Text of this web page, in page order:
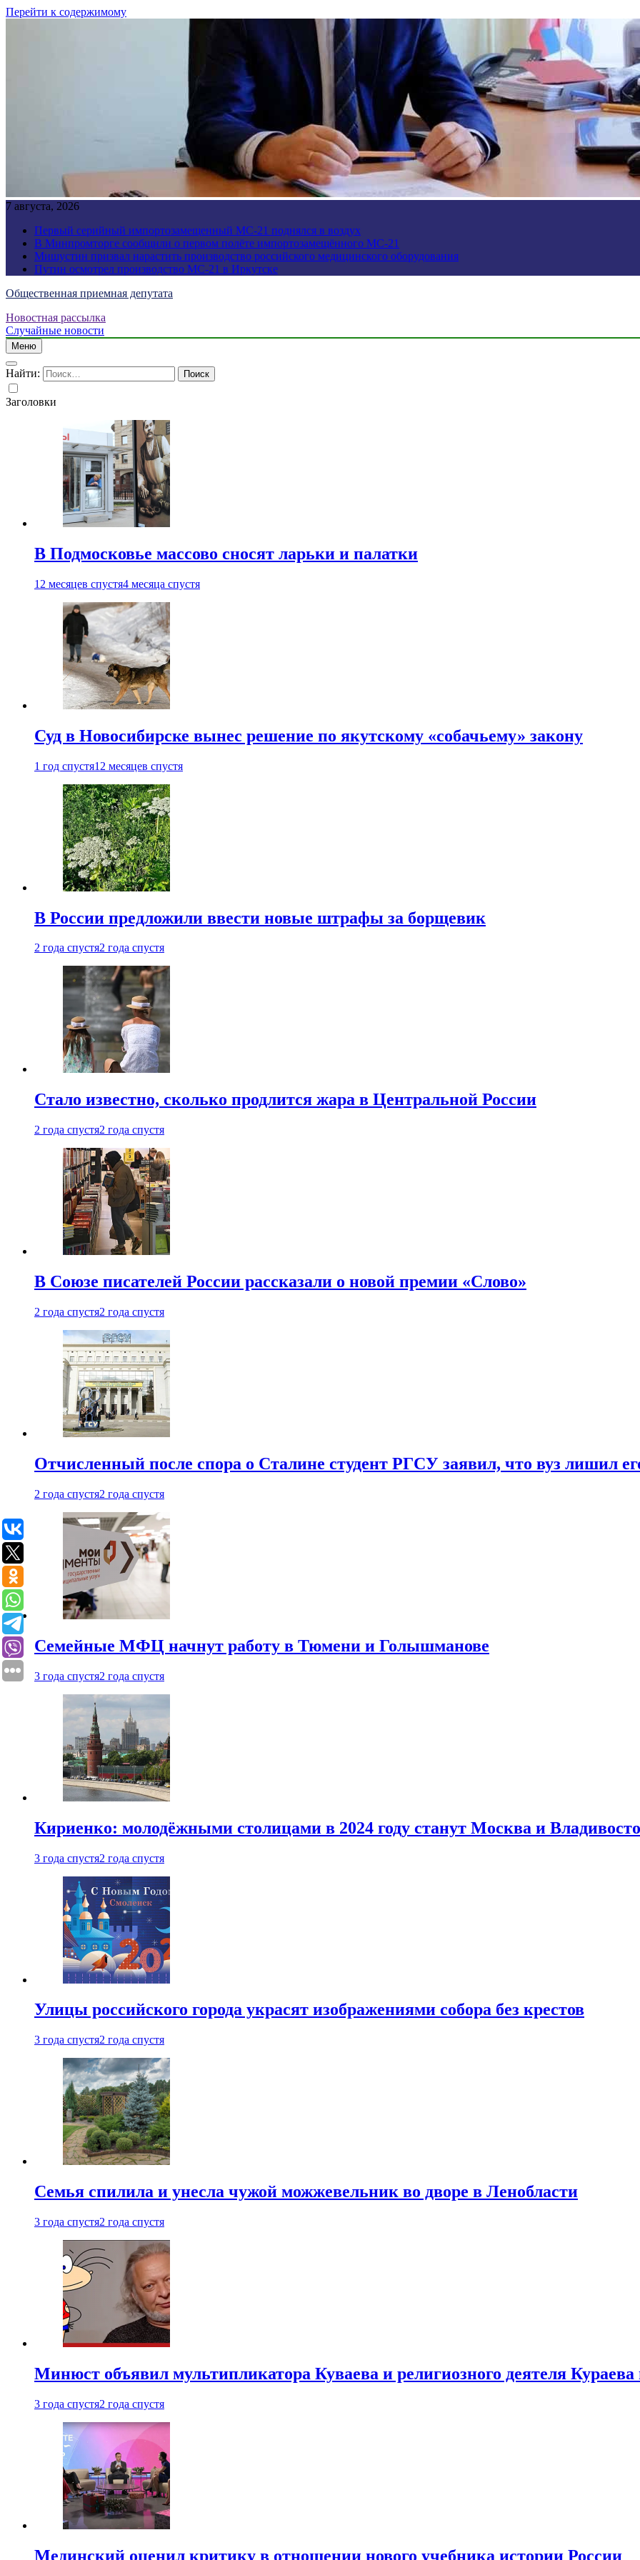
Перейти к содержимому
7 августа, 2026
Первый серийный импортозамещенный МС-21 поднялся в воздух
В Минпромторге сообщили о первом полёте импортозамещённого МС-21
Мишустин призвал нарастить производство российского медицинского оборудования
Путин осмотрел производство МС-21 в Иркутске
Общественная приемная депутата
Новостная рассылка
Случайные новости
Меню
Найти:
Заголовки
В Подмосковье массово сносят ларьки и палатки
12 месяцев спустя4 месяца спустя
Суд в Новосибирске вынес решение по якутскому «собачьему» закону
1 год спустя12 месяцев спустя
В России предложили ввести новые штрафы за борщевик
2 года спустя2 года спустя
Стало известно, сколько продлится жара в Центральной России
2 года спустя2 года спустя
В Союзе писателей России рассказали о новой премии «Слово»
2 года спустя2 года спустя
Отчисленный после спора о Сталине студент РГСУ заявил, что вуз лишил
2 года спустя2 года спустя
Семейные МФЦ начнут работу в Тюмени и Голышманове
3 года спустя2 года спустя
Кириенко: молодёжными столицами в 2024 году станут Москва и
3 года спустя2 года спустя
Улицы российского города украсят изображениями собора без крестов
3 года спустя2 года спустя
Семья спилила и унесла чужой можжевельник во дворе в Ленобласти
3 года спустя2 года спустя
Минюст объявил мультипликатора Куваева и религиозного деятеля
3 года спустя2 года спустя
Мединский оценил критику в отношении нового учебника истории России